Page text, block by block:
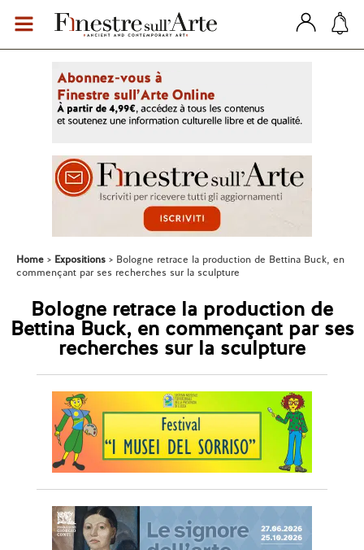
Home Expositions
Bologne retrace la production de Bettina Buck, en
commençant par ses recherches sur la sculpture
Bologne retrace la production de
Bettina Buck, en commençant par ses
recherches sur la sculpture